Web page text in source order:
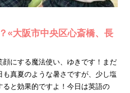
«大阪市中央区心斎橋、長
顔にする魔法使い、ゆきです！まだ
真夏のような暑さですが、少し塩
と効果的ですよ！今日は英語の